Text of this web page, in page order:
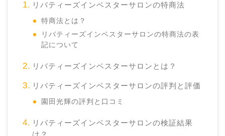
リバティーズインベスターサロンの特商法
特商法とは？
リバティーズインベスターサロンの特商法の表
記について
リバティーズインベスターサロンとは？
リバティーズインベスターサロンの評判と評価
園田光輝の評判と口コミ
リバティーズインベスターサロンの検証結果
は？